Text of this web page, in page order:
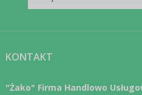
KONTAKT
"Żako" Firma Handlowo